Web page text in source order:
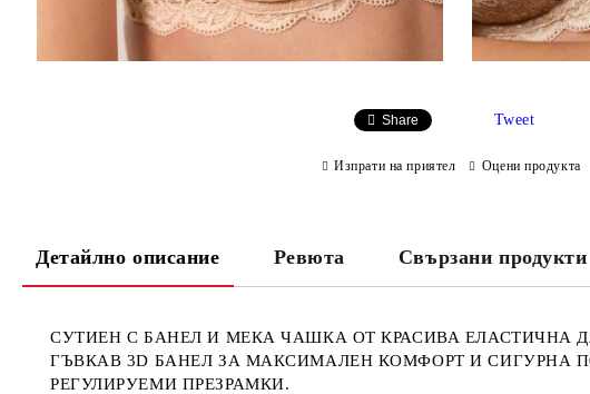
Share Tweet
Изпрати на приятел Оцени продукта
Детайлно описание Ревюта Свързани продукти
СУТИЕН С БАНЕЛ И МЕКА ЧАШКА ОТ КРАСИВА ЕЛАСТИЧНА
ГЪВКАВ 3D БАНЕЛ ЗА МАКСИМАЛЕН КОМФОРТ И СИГУРНА
РЕГУЛИРУЕМИ ПРЕЗРАМКИ.